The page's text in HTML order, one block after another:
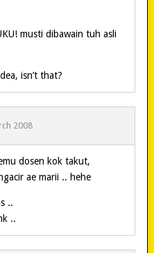
musti dibawain tuh asli
isn’t that?
2008
dosen kok takut,
ae marii .. hehe
..
..